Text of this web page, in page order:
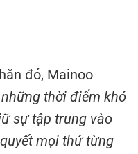
đó, Mainoo
thời điểm khó
sự tập trung vào
mọi thứ từng